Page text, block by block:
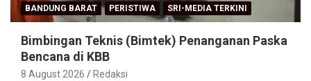
BANDUNG BARAT PERISTIWA SRI-MEDIA TERKINI
Bimbingan Teknis (Bimtek) Penanganan Paska
Bencana di KBB
8 August 2026 Redaksi